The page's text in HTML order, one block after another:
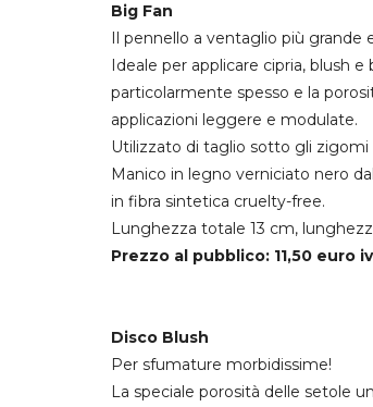
Big Fan
Il pennello a ventaglio più grande
Ideale per applicare cipria, blush
particolarmente spesso e la
applicazioni leggere e modulate.
Utilizzato di taglio sotto gli
Manico in legno verniciato nero
in fibra sintetica cruelty-free.
Lunghezza totale 13 cm,
Prezzo al pubblico: 11,50 euro
Disco Blush
Per sfumature morbidissime!
La speciale porosità delle setole